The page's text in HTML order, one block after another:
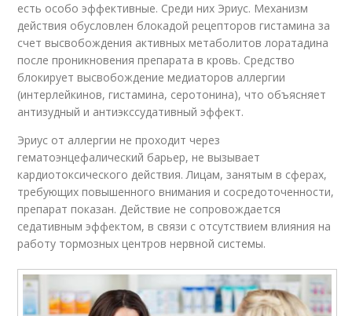
есть особо эффективные. Среди них Эриус. Механизм
действия обусловлен блокадой рецепторов гистамина за
счет высвобождения активных метаболитов лоратадина
после проникновения препарата в кровь. Средство
блокирует высвобождение медиаторов аллергии
(интерлейкинов, гистамина, серотонина), что объясняет
антизудный и антиэкссудативный эффект.
Эриус от аллергии не проходит через
гематоэнцефалический барьер, не вызывает
кардиотоксического действия. Лицам, занятым в сферах,
требующих повышенного внимания и сосредоточенности,
препарат показан. Действие не сопровождается
седативным эффектом, в связи с отсутствием влияния на
работу тормозных центров нервной системы.